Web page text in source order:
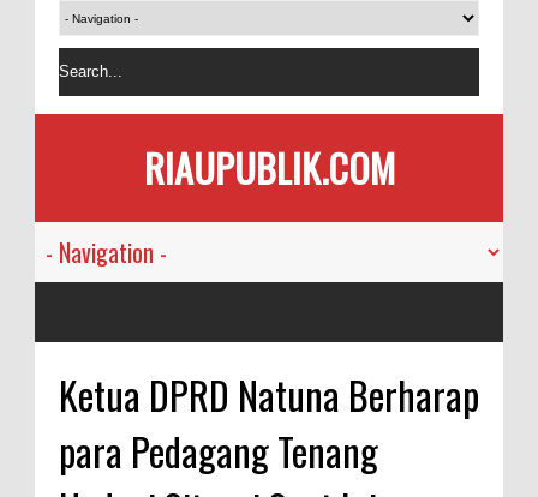
RIAUPUBLIK.COM
Ketua DPRD Natuna Berharap
para Pedagang Tenang